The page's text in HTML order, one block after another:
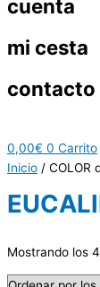
cuenta
mi cesta
contacto
0,00€ 0 Carrito
Inicio / COLOR
Mostrando los